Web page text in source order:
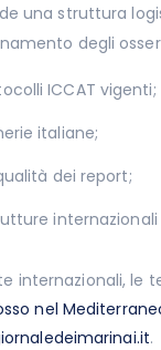
una struttura
degli
ICCAT vigenti;
italiane;
dei report;
internazionali
nel
.